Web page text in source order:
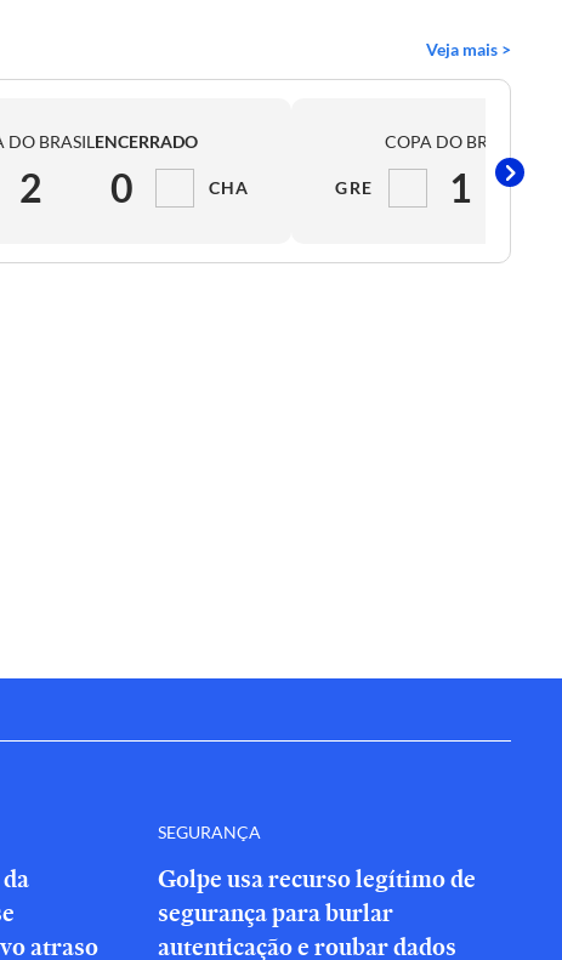
Veja mais >
DO BRASILENCERRADO
2 0 CHA
COPA DO BRASIL
GRE 1
atraso
SEGURANÇA
Golpe usa recurso legítimo de
segurança para burlar
autenticação e roubar dados